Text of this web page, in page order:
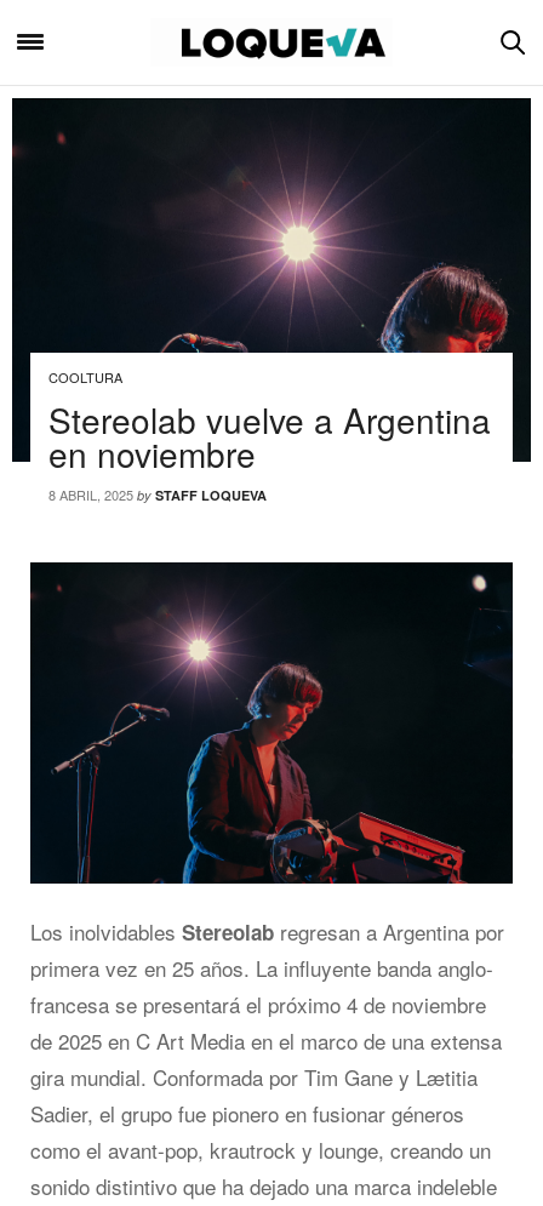
COOLTURA
Stereolab vuelve a Argentina
en noviembre
8 ABRIL, 2025 by STAFF LOQUEVA
Los inolvidables Stereolab regresan a Argentina por
primera vez en 25 años. La influyente banda anglo-
francesa se presentará el próximo 4 de noviembre
de 2025 en C Art Media en el marco de una extensa
gira mundial. Conformada por Tim Gane y Lætitia
Sadier, el grupo fue pionero en fusionar géneros
como el avant-pop, krautrock y lounge, creando un
sonido distintivo que ha dejado una marca indeleble